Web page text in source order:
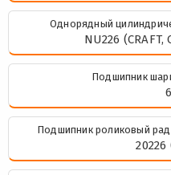
Однорядный
NU226 (CRAFT,
Подшипник
Подшипник роликовый
20226